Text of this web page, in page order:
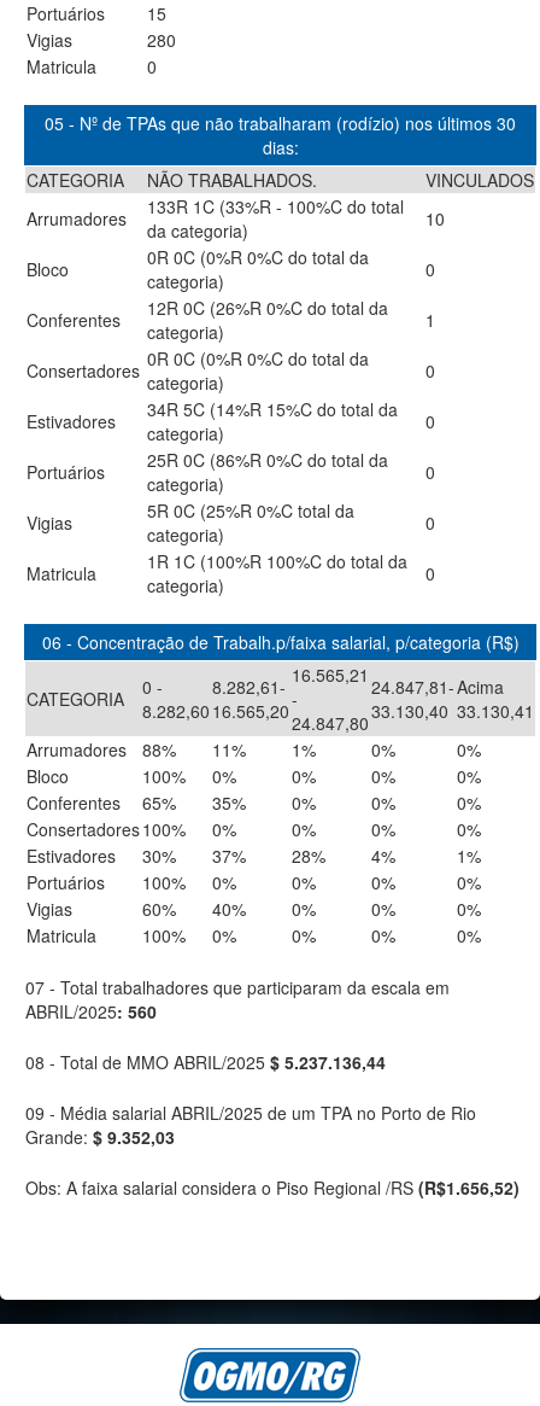
Portuários
15
Vigias
280
Matricula
0
05 - Nº de TPAs que não trabalharam (rodízio) nos últimos 30
dias:
CATEGORIA
NÃO TRABALHADOS.
VINCULADOS
Arrumadores
133R 1C (33%R - 100%C do total
da categoria)
10
Bloco
0R 0C (0%R 0%C do total da
categoria)
0
Conferentes
12R 0C (26%R 0%C do total da
categoria)
1
Consertadores 0R 0C (0%R 0%C do total da
categoria)
0
Estivadores
34R 5C (14%R 15%C do total da
categoria)
0
Portuários
25R 0C (86%R 0%C do total da
categoria)
0
Vigias
5R 0C (25%R 0%C total da
categoria)
0
Matricula
1R 1C (100%R 100%C do total da
categoria)
0
06 - Concentração de Trabalh.p/faixa salarial, p/categoria (R$)
CATEGORIA
0 -
8.282,60
8.282,61-
16.565,20
16.565,21
-
24.847,80
24.847,81-
33.130,40
Acima
33.130,41
Arrumadores
88% 11% 1% 0%
0%
Bloco
100% 0% 0% 0%
0%
Conferentes
65% 35% 0% 0%
0%
Consertadores100% 0% 0% 0%
0%
Estivadores
30% 37% 28% 4%
1%
Portuários
100% 0% 0% 0%
0%
Vigias
60% 40% 0% 0%
0%
Matricula
100% 0% 0% 0% 0%
07 - Total trabalhadores que participaram da escala em
ABRIL/2025: 560
08 - Total de MMO ABRIL/2025 $ 5.237.136,44
09 - Média salarial ABRIL/2025 de um TPA no Porto de Rio
Grande: $ 9.352,03
Obs: A faixa salarial considera o Piso Regional /RS (R$1.656,52)